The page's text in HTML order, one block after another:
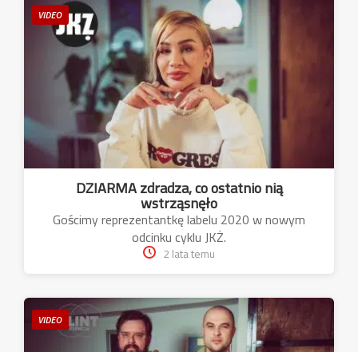
VIDEO
DZIARMA zdradza, co ostatnio nią
wstrząsnęło
Gościmy reprezentantkę labelu 2020 w nowym
odcinku cyklu JKŻ.
2 lata temu
VIDEO